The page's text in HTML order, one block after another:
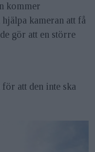
kommer
kameran att få
gör att en större
att den inte ska